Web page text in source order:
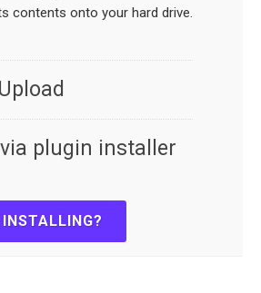
contents onto your hard drive.
plugin installer
INSTALLING?